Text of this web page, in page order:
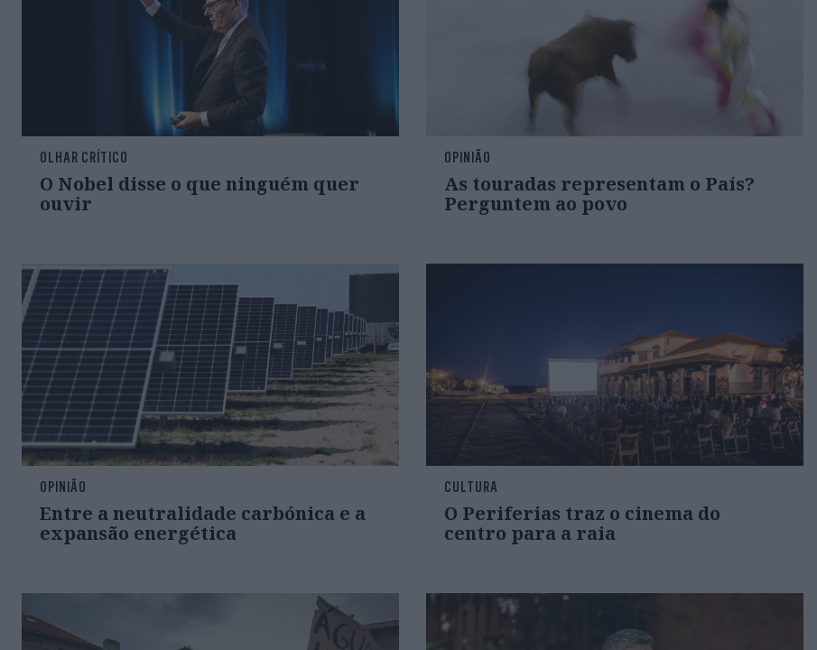
OLHAR CRÍTICO
O Nobel disse o que ninguém quer
ouvir
OPINIÃO
As touradas representam o País?
Perguntem ao povo
OPINIÃO
Entre a neutralidade carbónica e a
expansão energética
CULTURA
O Periferias traz o cinema do
centro para a raia